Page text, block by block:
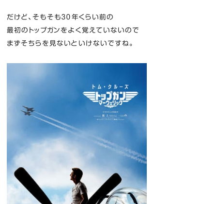
だけど、そもそも３０年くらい前の
最初のトップガンをよく覚えていないので
まずそちらを見ないといけないですね。